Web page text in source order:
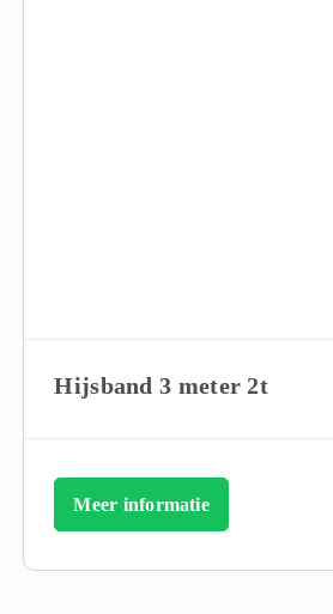
Hijsband 3 meter 2t
Meer informatie